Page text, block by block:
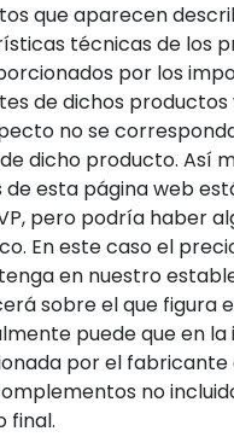
que aparecen
técnicas de los
por los
de dichos productos
no se
dicho producto. Así
esta página web
pero podría haber
En este caso el
en nuestro
sobre el que figura
puede que en la
por el fabricante
no
final.